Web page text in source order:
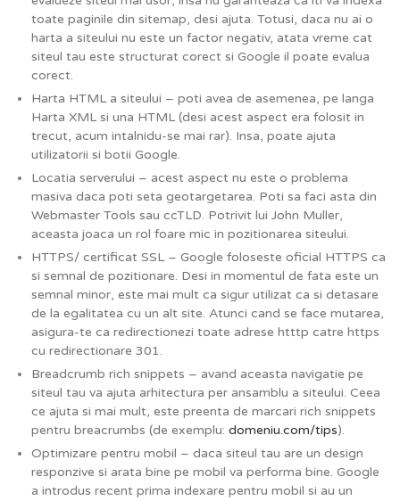
toate paginile din sitemap, desi ajuta. Totusi, daca nu ai o
harta a siteului nu este un factor negativ, atata vreme cat
siteul tau este structurat corect si Google il poate evalua
corect.
Harta HTML a siteului – poti avea de asemenea, pe langa
Harta XML si una HTML (desi acest aspect era folosit in
trecut, acum intalnidu-se mai rar). Insa, poate ajuta
utilizatorii si botii Google.
Locatia serverului – acest aspect nu este o problema
masiva daca poti seta geotargetarea. Poti sa faci asta din
Webmaster Tools sau ccTLD. Potrivit lui John Muller,
aceasta joaca un rol foare mic in pozitionarea siteului.
HTTPS/ certificat SSL – Google foloseste oficial HTTPS ca
si semnal de pozitionare. Desi in momentul de fata este un
semnal minor, este mai mult ca sigur utilizat ca si detasare
de la egalitatea cu un alt site. Atunci cand se face mutarea,
asigura-te ca redirectionezi toate adrese htttp catre https
cu redirectionare 301.
Breadcrumb rich snippets – avand aceasta navigatie pe
siteul tau va ajuta arhitectura per ansamblu a siteului. Ceea
ce ajuta si mai mult, este preenta de marcari rich snippets
pentru breacrumbs (de exemplu: domeniu.com/tips).
Optimizare pentru mobil – daca siteul tau are un design
responzive si arata bine pe mobil va performa bine. Google
a introdus recent prima indexare pentru mobil si au un